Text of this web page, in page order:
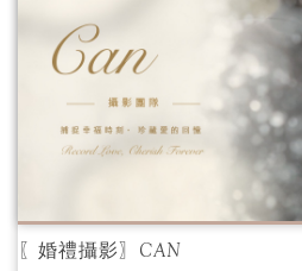
〖婚禮攝影〗CAN